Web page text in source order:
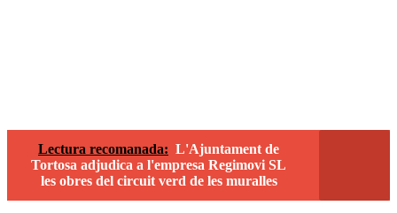
Lectura recomanada: L'Ajuntament de
Tortosa adjudica a l'empresa Regimovi SL
les obres del circuit verd de les muralles